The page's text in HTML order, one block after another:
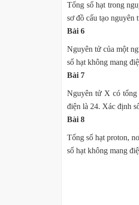
Tổng số hạt trong
sơ đồ cấu tạo nguyên
Bài 6
Nguyên tử của một
số hạt không mang
Bài 7
Nguyên tử X có tổng
điện là 24. Xác định
Bài 8
Tổng số hạt proton,
số hạt không mang